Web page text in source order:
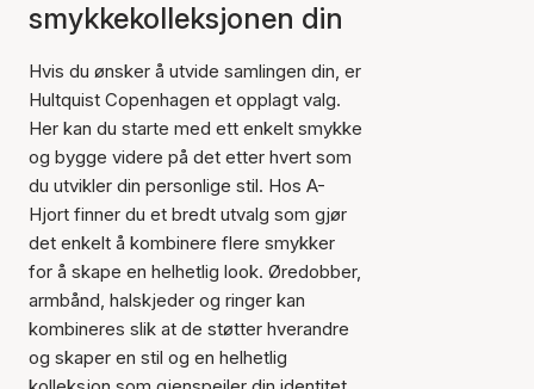
smykkekolleksjonen din
Hvis du ønsker å utvide samlingen din, er
Hultquist Copenhagen et opplagt valg.
Her kan du starte med ett enkelt smykke
og bygge videre på det etter hvert som
du utvikler din personlige stil. Hos A-
Hjort finner du et bredt utvalg som gjør
det enkelt å kombinere flere smykker
for å skape en helhetlig look. Øredobber,
armbånd, halskjeder og ringer kan
kombineres slik at de støtter hverandre
og skaper en stil og en helhetlig